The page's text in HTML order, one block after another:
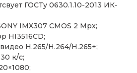
ГОСТу 0630.1.10-2013 ИК-
IMX307 CMOS 2 Mpx;
HI3516CD;
H.265/H.264/H.265+;
к/с;